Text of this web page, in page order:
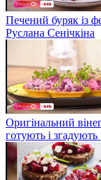
Печений буряк із
Руслана Сенічкіна
Оригінальний
готують і згадують